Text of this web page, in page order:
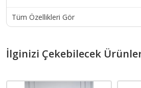
Tüm Özellikleri Gör
İlginizi Çekebilecek